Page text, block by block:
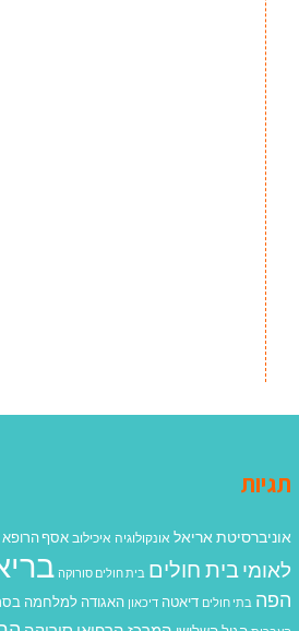
תגיות
אוניברסיטת אריאל אונקולוגיה איכילוב אסף הרופא
לאומיבית חולים בית חולים סורוקה
הפה בתי חולים דיאטה דיכאון האגודה למלחמה